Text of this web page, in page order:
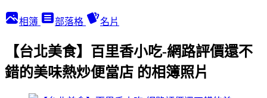
相簿 部落格 名片
【台北美食】百里香小吃-網路評價還不
錯的美味熱炒便當店 的相簿照片